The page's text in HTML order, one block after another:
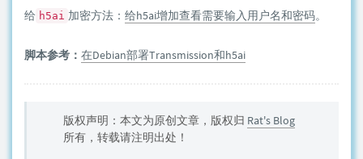
给 h5ai 加密方法： 给h5ai增加查看需要输入用户名和密码。
脚本参考： 在Debian部署Transmission和h5ai
版权声明：本文为原创文章，版权归 Rat's Blog
所有，转载请注明出处！